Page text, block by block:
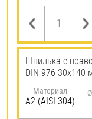
Шпилька с
DIN 976 30х140
Материал
А2 (AISI 304)
Ø